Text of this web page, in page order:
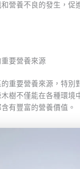
營養不良的發生，促
要營養來源
重要營養來源，特別
樹不僅能在各種環境
有豐富的營養價值。